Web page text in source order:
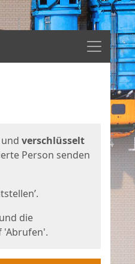
Menü
und verschlüsselt
Person senden
die
'Abrufen'.